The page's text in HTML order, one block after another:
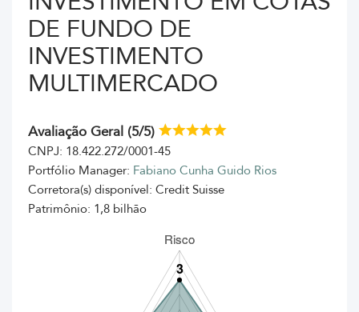
DE FUNDO DE
INVESTIMENTO
MULTIMERCADO
Avaliação Geral (5/5)
CNPJ: 18.422.272/0001-45
Portfólio Manager: Fabiano Cunha Guido Rios
Corretora(s) disponível: Credit Suisse
Patrimônio: 1,8 bilhão